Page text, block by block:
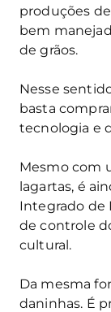
produções
bem
de grãos.
Nesse
basta
tecnologia e
Mesmo com
lagartas, é
Integrado de
de controle
cultural.
Da mesma
daninhas. É